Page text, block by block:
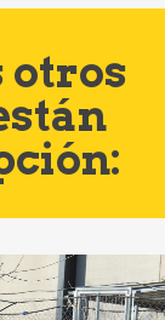
otros